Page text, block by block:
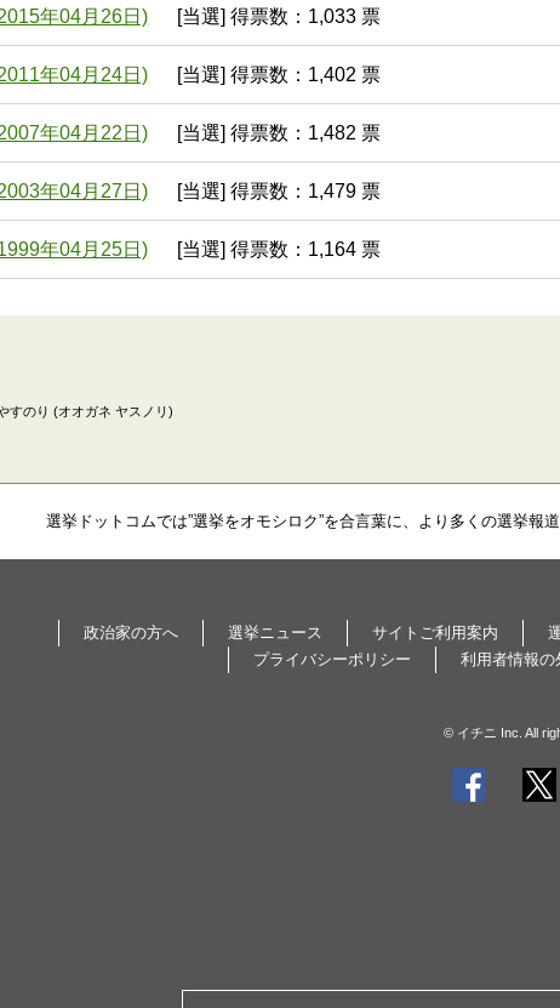
年04月26日) [当選] 得票数：1,033 票
年04月24日) [当選] 得票数：1,402 票
年04月22日) [当選] 得票数：1,482 票
年04月27日) [当選] 得票数：1,479 票
年04月25日) [当選] 得票数：1,164 票
すのり (オオガネ ヤスノリ)
選挙ドットコムでは”選挙をオモシロク”を合言葉に、より多くの選挙
政治家の方へ 選挙ニュース サイトご利用案内
プライバシーポリシー
利用者情報の
© イチニ Inc. All